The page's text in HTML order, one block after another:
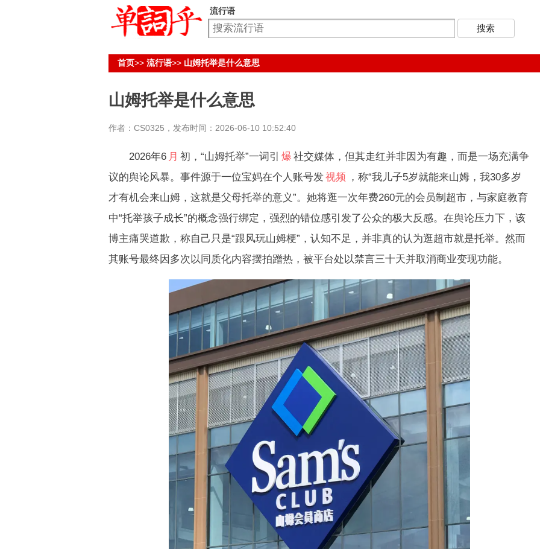
流行语
首页>> 流行语>> 山姆托举是什么意思
山姆托举是什么意思
作者：CS0325，发布时间：2026-06-10 10:52:40
2026年6 月 初，“山姆托举”一词引 爆 社交媒体，但其走红并非因为有趣，而是一场充满争
议的舆论风暴。事件源于一位宝妈在个人账号发视频 ，称“我儿子5岁就能来山姆，我30多岁
才有机会来山姆，这就是父母托举的意义”。她将逛一次年费260元的会员制超市，与家庭教育
中“托举孩子成长”的概念强行绑定，强烈的错位感引发了公众的极大反感。在舆论压力下，该
博主痛哭道歉，称自己只是“跟风玩山姆梗”，认知不足，并非真的认为逛超市就是托举。然而
其账号最终因多次以同质化内容摆拍蹭热，被平台处以禁言三十天并取消商业变现功能。